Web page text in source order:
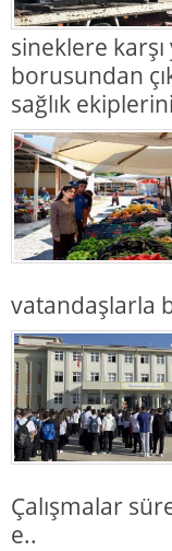
sineklere karşı
borusundan
sağlık
vatandaşlarla
Çalışmalar
e..